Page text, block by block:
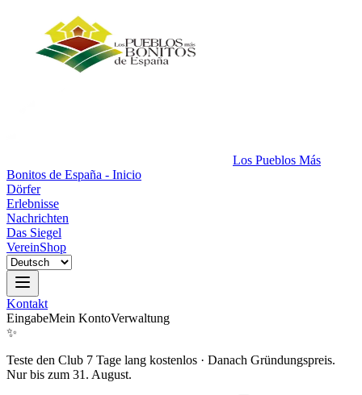
Los Pueblos Más
Bonitos de España - Inicio
Dörfer
Erlebnisse
Nachrichten
Das Siegel
VereinShop
Kontakt
EingabeMein KontoVerwaltung
✨
Teste den Club 7 Tage lang kostenlos · Danach Gründungspreis.
Nur bis zum 31. August.